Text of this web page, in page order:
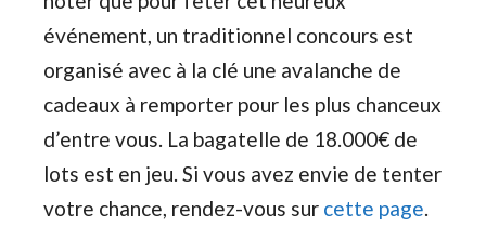
événement, un traditionnel concours est
organisé avec à la clé une avalanche de
cadeaux à remporter pour les plus chanceux
d’entre vous. La bagatelle de 18.000€ de
lots est en jeu. Si vous avez envie de tenter
votre chance, rendez-vous sur cette page.